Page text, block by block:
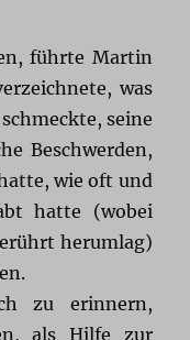
führte Martin
was
seine
Beschwerden,
wie oft und
hatte (wobei
herumlag)
zu erinnern,
als Hilfe zur